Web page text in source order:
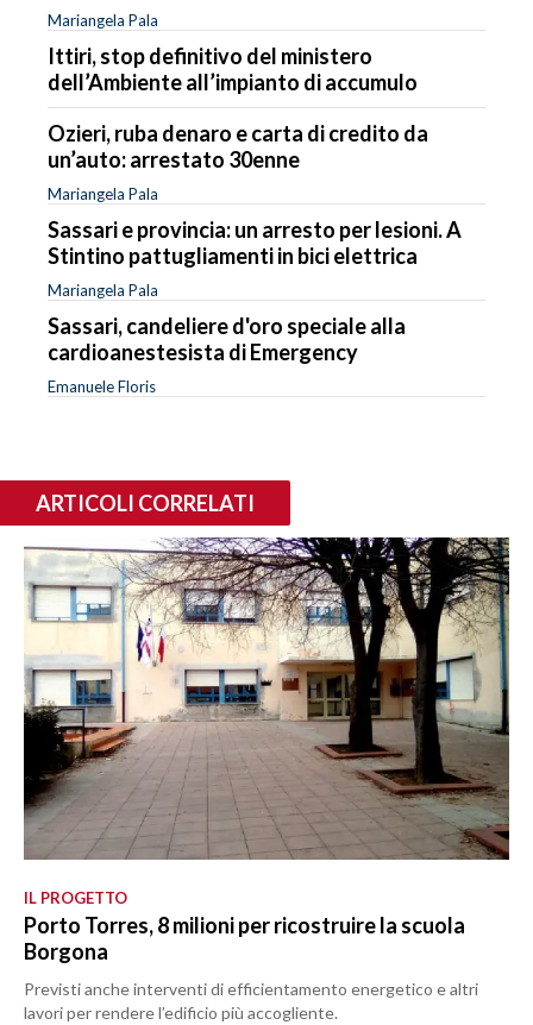
Mariangela Pala
Ittiri, stop definitivo del ministero
dell’Ambiente all’impianto di accumulo
Ozieri, ruba denaro e carta di credito da
un’auto: arrestato 30enne
Mariangela Pala
Sassari e provincia: un arresto per lesioni. A
Stintino pattugliamenti in bici elettrica
Mariangela Pala
Sassari, candeliere d'oro speciale alla
cardioanestesista di Emergency
Emanuele Floris
ARTICOLI CORRELATI
IL PROGETTO
Porto Torres, 8 milioni per ricostruire la scuola
Borgona
Previsti anche interventi di efficientamento energetico e altri
lavori per rendere l’edificio più accogliente.